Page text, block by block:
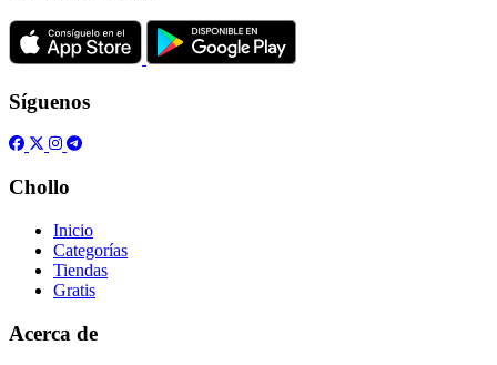
Síguenos
Chollo
Inicio
Categorías
Tiendas
Gratis
Acerca de